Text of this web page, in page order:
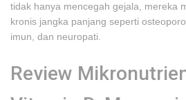
tidak hanya mencegah gejala, mereka
kronis jangka panjang seperti
imun, dan neuropati.
Review